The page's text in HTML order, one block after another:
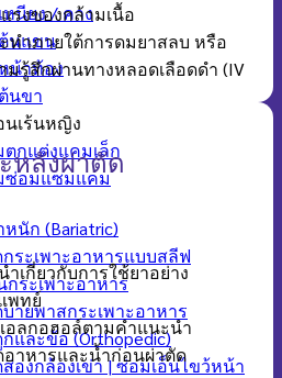
นียง / คาง
นแขน
น้าท้อง
นขา
เร้นหญิง
กแต่งแคมเล็ก
ซ่อมแซมแคม
นัก (Bariatric)
ระเพาะอาหารแบบสลีฟ
ระเพาะอาหาร
ายพาสกระเพาะอาหาร
และข้อ (Orthopedic)
องกล้องเข่า | ซ่อมเอ็นไขว้หน้า
รงของกล้ามเนื้อ
ทำภายใต้การดมยาสลบ หรือ
มรู้สึกผ่านทางหลอดเลือดดำ (IV
หลังผ่าตัด
เกี่ยวกับการใช้ยาอย่าง
พทย์
ลกอฮอล์ตามคำแนะนำ
าหารและน้ำก่อนผ่าตัด